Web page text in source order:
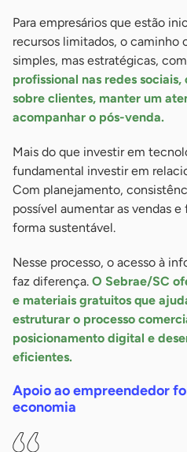
Para empresários que estão
recursos limitados, o caminho
simples, mas estratégicas,
profissional nas redes
sobre clientes, manter um
acompanhar o pós-venda.
Mais do que investir em
fundamental investir em
Com planejamento,
possível aumentar as vendas
forma sustentável.
Nesse processo, o acesso à
faz diferença. O Sebrae/SC
e materiais gratuitos que
estruturar o processo
posicionamento digital e
eficientes.
Apoio ao empreendedor
economia